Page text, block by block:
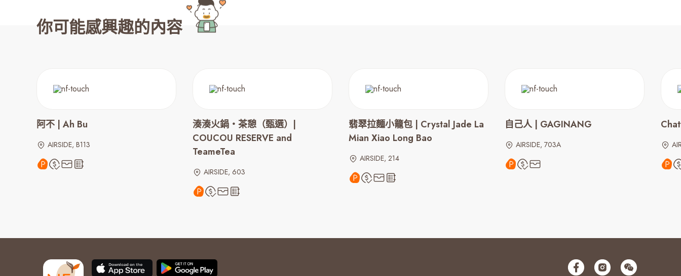
你可能感興趣的內容
阿不 | Ah Bu
AIRSIDE, B113
湊湊火鍋‧茶憩（甄選）|
COUCOU RESERVE and
TeameTea
AIRSIDE, 603
翡翠拉麵小籠包 | Crystal Jade La
Mian Xiao Long Bao
AIRSIDE, 214
自己人 | GAGINANG
AIRSIDE, 703A